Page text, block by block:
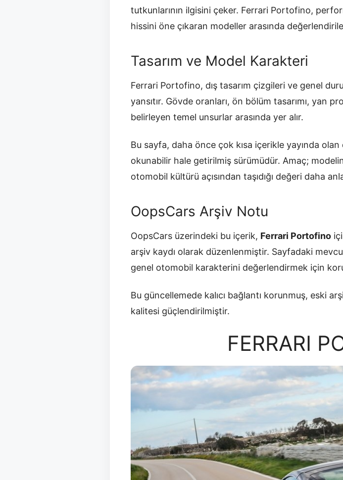
tutkunlarının ilgisini çeker. Ferrari Portofino,
hissini öne çıkaran modeller arasında
Tasarım ve Model Karakteri
Ferrari Portofino, dış tasarım çizgileri ve genel
yansıtır. Gövde oranları, ön bölüm tasarımı, yan
belirleyen temel unsurlar arasında yer alır.
Bu sayfa, daha önce çok kısa içerikle yayında
okunabilir hale getirilmiş sürümüdür. Amaç;
otomobil kültürü açısından taşıdığı değeri daha
OopsCars Arşiv Notu
OopsCars üzerindeki bu içerik, Ferrari Portofino
arşiv kaydı olarak düzenlenmiştir. Sayfadaki
genel otomobil karakterini değerlendirmek için
Bu güncellemede kalıcı bağlantı korunmuş, eski
kalitesi güçlendirilmiştir.
FERRARI